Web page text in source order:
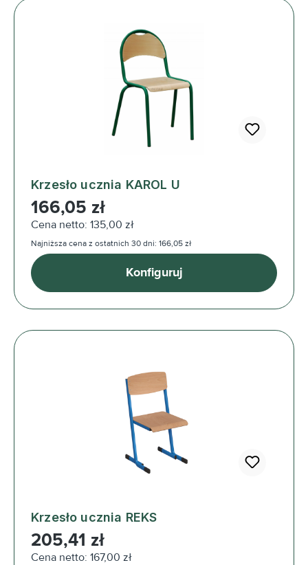
Krzesło ucznia KAROL U
Cena regularna:
166,05 zł
Cena netto: 135,00 zł
Najniższa cena z ostatnich 30 dni: 166,05 zł
Konfiguruj
Krzesło ucznia REKS
Cena regularna:
205,41 zł
Cena netto: 167,00 zł